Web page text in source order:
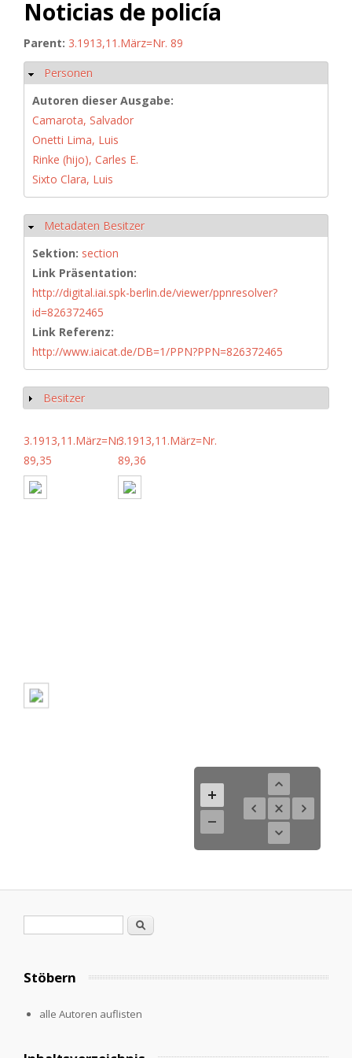
Noticias de policía
Parent: 3.1913,11.März=Nr. 89
Ausblenden
Personen
Autoren dieser Ausgabe:
Camarota, Salvador
Onetti Lima, Luis
Rinke (hijo), Carles E.
Sixto Clara, Luis
Ausblenden
Metadaten Besitzer
Sektion: section
Link Präsentation:
http://digital.iai.spk-berlin.de/viewer/ppnresolver?
id=826372465
Link Referenz:
http://www.iaicat.de/DB=1/PPN?PPN=826372465
Anzeigen
Besitzer
3.1913,11.März=Nr.
89,35
3.1913,11.März=Nr.
89,36
Suche
Stöbern
alle Autoren auflisten